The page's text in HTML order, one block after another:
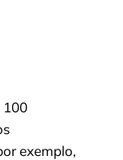
100
exemplo,